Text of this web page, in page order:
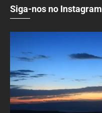
Siga-nos no Instagram